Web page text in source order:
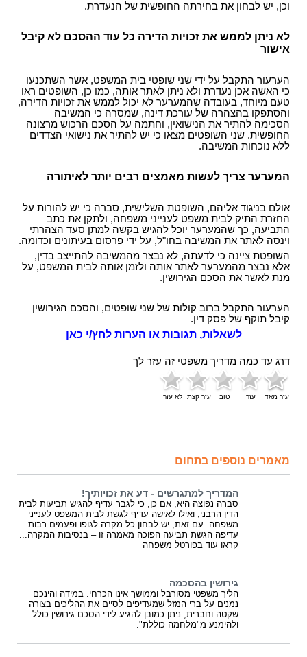
וכן, יש לבחון את בחירתה החופשית של הנעדרת.
לא ניתן לממש את זכויות הדירה כל עוד ההסכם לא קיבל
אישור
הערעור התקבל על ידי שני שופטי בית המשפט, אשר השתכנעו
כי האשה אכן נעדרת ולא ניתן לאתר אותה, כמו כן, השופטים ראו
טעם מיוחד, בעובדה שהמערער לא יכול לממש את זכויות הדירה,
והסתפקו בהצהרה של עורכת דינה, שמסרה כי המשיבה
הסכימה להתיר את הנישואין, וחתמה על הסכם הרכוש מרצונה
החופשית. שני השופטים מצאו כי יש להתיר את נישואי הצדדים
ללא נוכחות המשיבה.
המערער צריך לעשות מאמצים רבים יותר לאיתורה
אולם בניגוד אליהם, השופטת השלישית, סברה כי יש להורות על
החזרת התיק לבית משפט לענייני משפחה, ולתקן את כתב
התביעה, כך שהמערער יוכל להגיש בקשה למתן סעד הצהרתי
וינסה לאתר את המשיבה בחו"ל, על ידי פרסום בעיתונים וכדומה.
השופטת ציינה כי לדעתה, לא נבצר מהמשיבה להתייצב בדין,
אלא נבצר מהמערער לאתר אותה ולזמן אותה לבית המשפט, על
מנת לאשר את הסכם הגירושין.
הערעור התקבל ברוב קולות של שני שופטים, והסכם הגירושין
קיבל תוקף של פסק דין.
לשאלות, תגובות או הערות לחץ/י כאן
דרג עד כמה מדריך משפטי זה עזר לך
עזר מאד עזר טוב עזר קצת לא עזר
מאמרים נוספים בתחום
המדריך למתגרשים - דע את זכויותיך!
סברה נפוצה היא, אם כן, כי לגבר עדיף להגיש תביעות לבית
הדין הרבני, ואילו לאישה עדיף לגשת לבית המשפט לענייני
משפחה. עם זאת, יש לבחון כל מקרה לגופו ופעמים רבות
עדיפה הגשת תביעה הפוכה מאמרה זו – בנסיבות המקרה...
קראו עוד בפורטל משפחה
גירושין בהסכמה
הליך משפטי מסורבל וממושך אינו הכרחי. במידה והינכם
נמנים על ברי המזל שמעדיפים לסיים את ההליכים בצורה
שקטה וחברית, ניתן כמובן להגיע לידי הסכם גירושין כולל
ולהימנע מ"מלחמה כוללת".